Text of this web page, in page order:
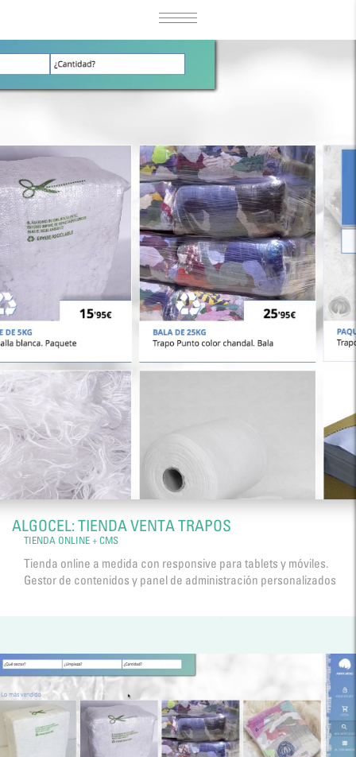
ALGOCEL: TIENDA VENTA TRAPOS
TIENDA ONLINE + CMS
Tienda online a medida con responsive para tablets y móviles.
Gestor de contenidos y panel de administración personalizados